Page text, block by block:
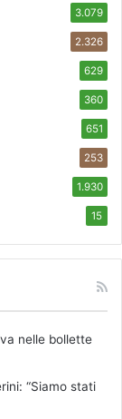
3.079
2.326
629
360
651
253
1.930
15
nelle bollette
“Siamo stati